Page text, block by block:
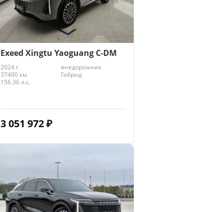
Exeed Xingtu Yaoguang C-DM
2024 г.
внедорожник
37400 км.
Гибрид
156.36 л.с.
3 051 972₽